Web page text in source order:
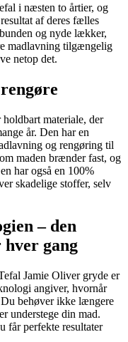
i næsten to årtier, og
af deres fælles
og nyde lækker,
madlavning tilgængelig
netop det.
materiale, der
år. Den har en
og rengøring til
maden brænder fast, og
har også en 100%
skadelige stoffer, selv
– den
gang
Jamie Oliver gryde er
angiver, hvornår
Du behøver ikke længere
understege din mad.
får perfekte resultater